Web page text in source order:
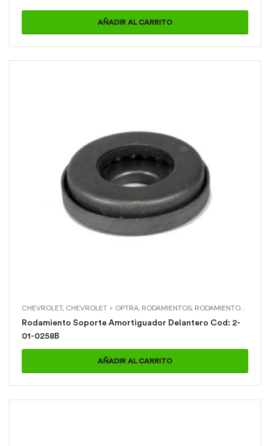
AÑADIR AL CARRITO
CHEVROLET, CHEVROLET > OPTRA, RODAMIENTOS, RODAMIENTOS > RODAMIENTO SOPORTE AMORTIGUADOR DELANTERO
Rodamiento Soporte Amortiguador Delantero Cod: 2-
01-0258B
AÑADIR AL CARRITO